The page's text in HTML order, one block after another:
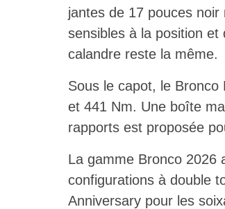
jantes de 17 pouces
sensibles à la position et
calandre reste la même.
Sous le capot, le
et 441 Nm. Une boîte
rapports est proposée
La gamme Bronco 2026
configurations à double
Anniversary pour les